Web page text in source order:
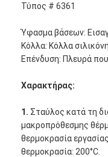
Τύπος # 6361
Ύφασμα βάσεων:
Κόλλα: Κόλλα
Επένδυση: Πλευρά που
Χαρακτήρας:
1. Σταύλος κατά τη
μακροπρόθεσμης
θερμοκρασία
θερμοκρασία: 200°C.